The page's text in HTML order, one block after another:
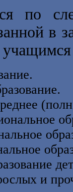
по
в
и